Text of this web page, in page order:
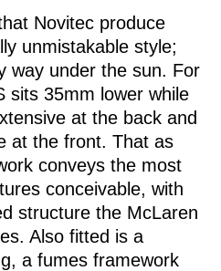
Novitec produce
unmistakable style;
way under the sun. For
sits 35mm lower while
at the back and
at the front. That as
conveys the most
conceivable, with
structure the McLaren
Also fitted is a
a fumes framework